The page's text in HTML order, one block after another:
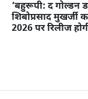
‘बहुरूपी: द गोल्डन
शिबोप्रसाद मुखर्जी
2026 पर रिलीज